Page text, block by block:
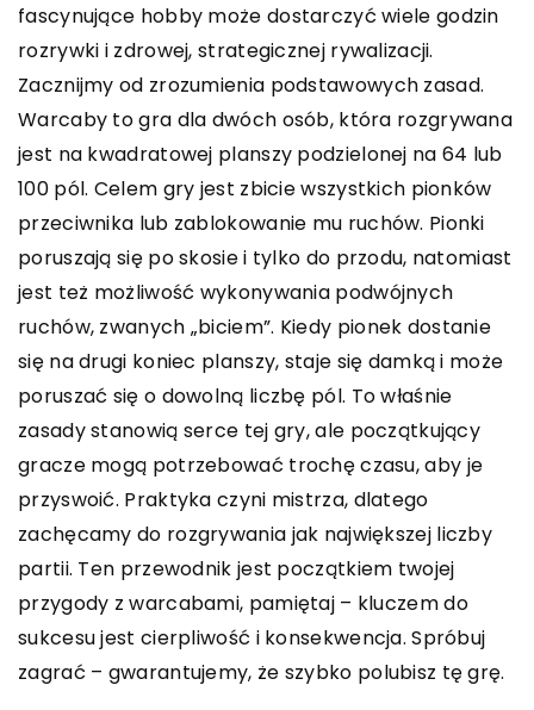
fascynujące hobby może dostarczyć wiele godzin
rozrywki i zdrowej, strategicznej rywalizacji.
Zacznijmy od zrozumienia podstawowych zasad.
Warcaby to gra dla dwóch osób, która rozgrywana
jest na kwadratowej planszy podzielonej na 64 lub
100 pól. Celem gry jest zbicie wszystkich pionków
przeciwnika lub zablokowanie mu ruchów. Pionki
poruszają się po skosie i tylko do przodu, natomiast
jest też możliwość wykonywania podwójnych
ruchów, zwanych „biciem”. Kiedy pionek dostanie
się na drugi koniec planszy, staje się damką i może
poruszać się o dowolną liczbę pól. To właśnie
zasady stanowią serce tej gry, ale początkujący
gracze mogą potrzebować trochę czasu, aby je
przyswoić. Praktyka czyni mistrza, dlatego
zachęcamy do rozgrywania jak największej liczby
partii. Ten przewodnik jest początkiem twojej
przygody z warcabami, pamiętaj – kluczem do
sukcesu jest cierpliwość i konsekwencja. Spróbuj
zagrać – gwarantujemy, że szybko polubisz tę grę.